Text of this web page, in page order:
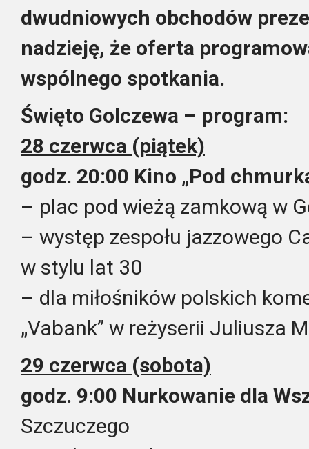
dwudniowych obchodów
nadzieję, że oferta
wspólnego spotkania.
Święto Golczewa – program:
28 czerwca (piątek)
godz. 20:00 Kino „Pod
– plac pod wieżą zamkową w
– występ zespołu jazzowego
w stylu lat 30
– dla miłośników polskich
„Vabank” w reżyserii Juliusza
29 czerwca (sobota)
godz. 9:00 Nurkowanie dla
Szczuczego